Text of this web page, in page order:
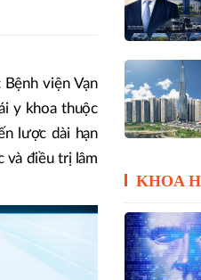
viện Vạn
y khoa thuộc
lược dài hạn
và điều trị lâm
KHOA